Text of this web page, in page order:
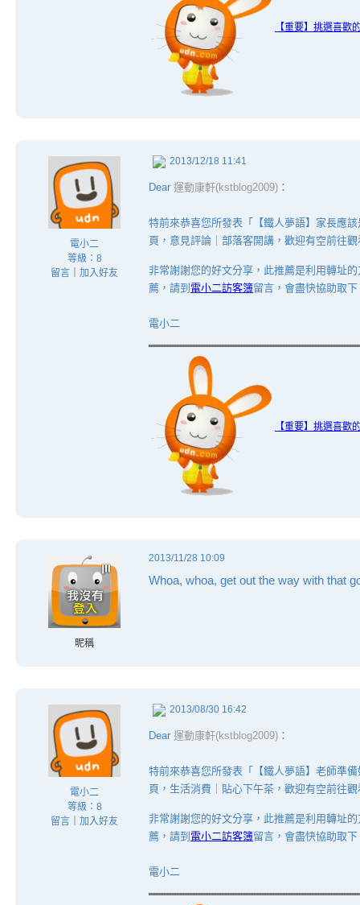
【重要】挑選喜歡
電小二
等級：8
留言
加入好友
2013/12/18 11:41
Dear 運動康軒(kstblog2009) ：
特前來恭喜您所發表「【鐵人夢語】家長應
頁，意見評論｜部落客開講，歡迎有空前往觀
非常謝謝您的好文分享，此推薦是利用轉址
薦，請到 電小二訪客簿留言，會盡快協助取下
電小二
【重要】挑選喜歡
昵稱
2013/11/28 10:09
Whoa, whoa, get out the way with that
電小二
等級：8
留言
加入好友
2013/08/30 16:42
Dear 運動康軒(kstblog2009) ：
特前來恭喜您所發表「【鐵人夢語】老師準
頁，生活消費｜貼心下午茶，歡迎有空前往觀
非常謝謝您的好文分享，此推薦是利用轉址
薦，請到 電小二訪客簿留言，會盡快協助取下
電小二